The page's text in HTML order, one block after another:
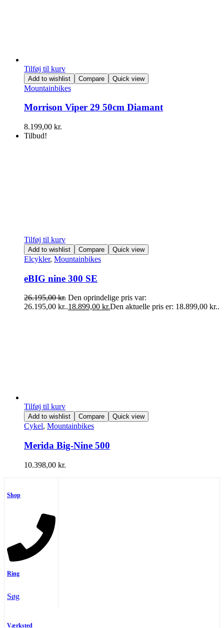
Tilføj til kurv
Add to wishlist Compare Quick view
Mountainbikes
Morrison Viper 29 50cm Diamant
8.199,00 kr.
Tilbud!
Tilføj til kurv
Add to wishlist Compare Quick view
Elcykler, Mountainbikes
eBIG nine 300 SE
26.195,00kr. Den oprindelige pris var:
26.195,00 kr..18.899,00 kr.Den aktuelle pris er: 18.899,00 kr..
Tilføj til kurv
Add to wishlist Compare Quick view
Cykel, Mountainbikes
Merida Big-Nine 500
10.398,00 kr.
Shop
Ring
Søg
Værksted